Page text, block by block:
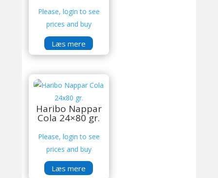
Please, login to see
prices and buy
Læs mere
Haribo Nappar
Cola 24×80 gr.
Please, login to see
prices and buy
Læs mere